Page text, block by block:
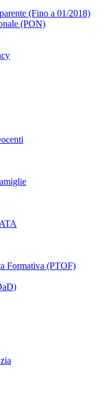
(Fino a 01/2018)
(PON)
Formativa (PTOF)